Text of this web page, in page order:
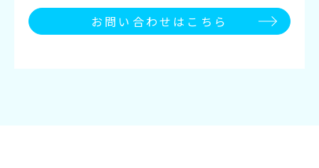
お問い合わせはこちら